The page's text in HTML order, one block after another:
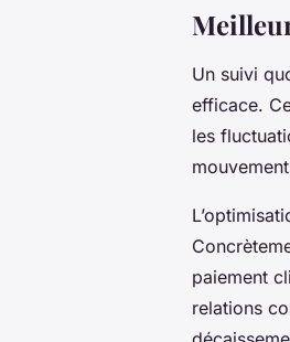
Un suivi
efficace.
les
paiement
relations